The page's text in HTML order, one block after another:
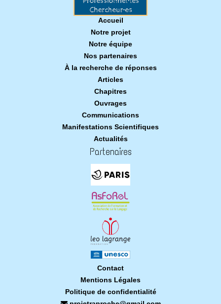
Accueil
Notre projet
Notre équipe
Nos partenaires
À la recherche de réponses
Articles
Chapitres
Ouvrages
Communications
Manifestations Scientifiques
Actualités
Partenaires
Contact
Mentions Légales
Politique de confidentialité